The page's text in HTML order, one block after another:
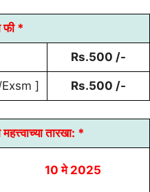
फी *
Rs.500 /-
] Rs.500 /-
महत्त्वाच्या तारखा: *
10 मे 2025